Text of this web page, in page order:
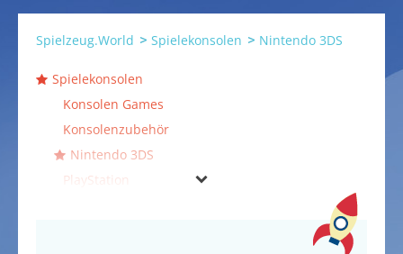
Spielzeug.World Spielekonsolen Nintendo 3DS
Spielekonsolen
Konsolen Games
Konsolenzubehör
Nintendo 3DS
PlayStation